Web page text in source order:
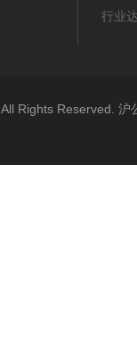
行业
All Rights Reserved. 沪